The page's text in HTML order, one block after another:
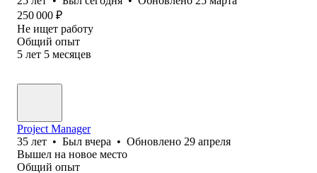
250 000 ₽
Не ищет работу
Общий опыт
5 лет 5 месяцев
Project Manager
35 лет • Был вчера • Обновлено 29 апреля
Вышел на новое место
Общий опыт